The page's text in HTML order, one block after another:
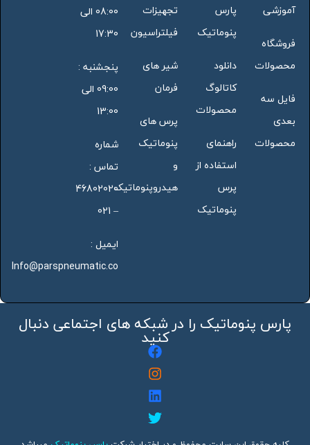
آموزشی
فروشگاه
محصولات
فایل سه
بعدی
محصولات
پارس
پنوماتیک
دانلود
کاتالوگ
محصولات
راهنمای
استفاده از
پرس
پنوماتیک
تجهیزات
فیلتراسیون
شیر های
فرمان
پرس های
پنوماتیک
و
هیدروپنوماتیک
08:00 الی
17:30
پنجشنبه :
09:00 الی
13:00
شماره
تماس :
46802020
– 021
ایمیل :
Info@parspneumatic.co
پارس پنوماتیک را در شبکه های اجتماعی دنبال
کنید